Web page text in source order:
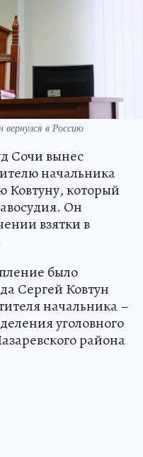
вернулся в Россию
Сочи вынес
начальника
Ковтуну, который
Он
взятки в
было
Сергей Ковтун
начальника –
уголовного
района